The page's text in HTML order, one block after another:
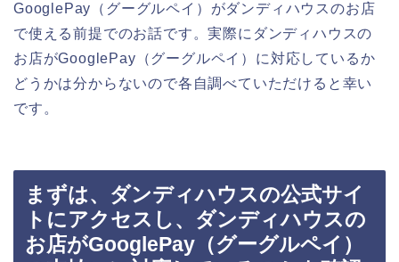
GooglePay（グーグルペイ）がダンディハウスのお店
で使える前提でのお話です。実際にダンディハウスの
お店がGooglePay（グーグルペイ）に対応しているか
どうかは分からないので各自調べていただけると幸い
です。
まずは、ダンディハウスの公式サイ
トにアクセスし、ダンディハウスの
お店がGooglePay（グーグルペイ）